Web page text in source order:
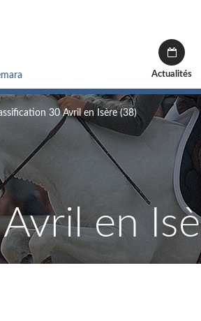
Actualités
30 Avril en Isère (38)
en